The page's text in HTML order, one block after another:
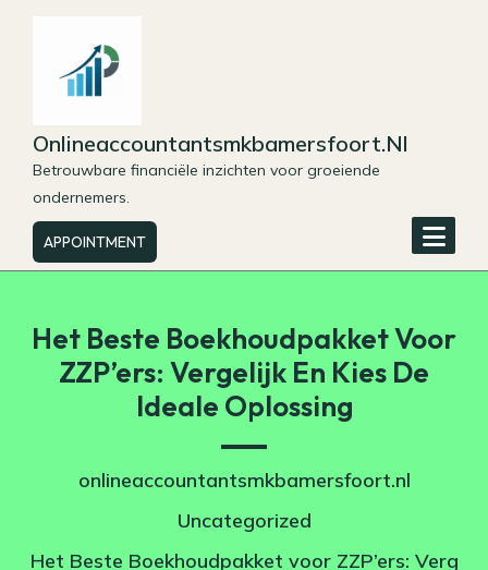
Onlineaccountantsmkbamersfoort.nl
Betrouwbare financiële inzichten voor groeiende
ondernemers.
APPOINTMENT
Het Beste Boekhoudpakket Voor
ZZP’ers: Vergelijk En Kies De
Ideale Oplossing
onlineaccountantsmkbamersfoort.nl
Uncategorized
Het Beste Boekhoudpakket voor ZZP’ers: Verg